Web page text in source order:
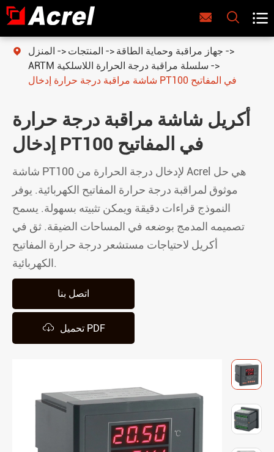
  
 المنزل المنتجات
جهاز مراقبة وحماية الطاقة
ARTM سلسلة مراقبة درجة الحرارة اللاسلكية
شاشة مراقبة درجة حرارة إدخال PT100 في المفاتيح
أكريل شاشة مراقبة درجة حرارة
إدخال PT100 في المفاتيح
شاشة PT100 لإدخال درجة الحرارة من Acrel هي حل
موثوق لمراقبة درجة حرارة المفاتيح الكهربائية. يوفر
النموذج قراءات دقيقة ويمكن تثبيته بسهولة. يسمح
تصميمه المدمج بوضعه في المساحات الضيقة. ثق في
أكريل لاحتياجات مستشعر درجة حرارة المفاتيح
الكهربائية.
اتصل بنا
 تحميل PDF